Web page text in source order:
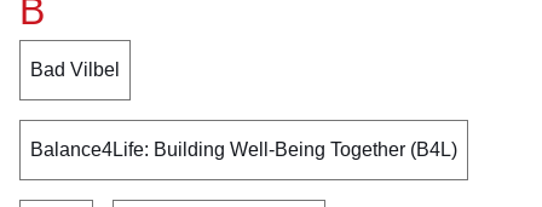
B
Bad Vilbel
Balance4Life: Building Well-Being Together (B4L)